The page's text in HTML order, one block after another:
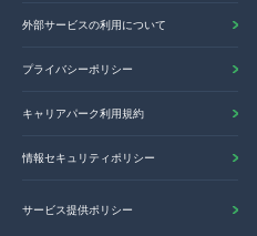
外部サービスの利用について
プライバシーポリシー
キャリアパーク利用規約
情報セキュリティポリシー
サービス提供ポリシー